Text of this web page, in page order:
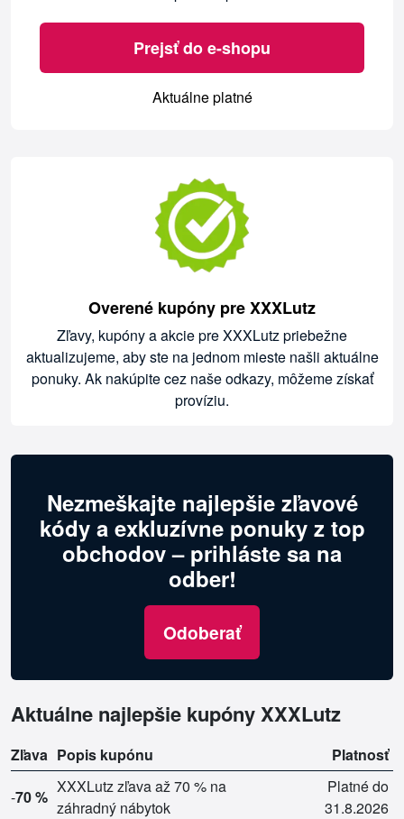
Prejsť do e-shopu
Aktuálne platné
Overené kupóny pre XXXLutz
Zľavy, kupóny a akcie pre XXXLutz priebežne
aktualizujeme, aby ste na jednom mieste našli aktuálne
ponuky. Ak nakúpite cez naše odkazy, môžeme získať
províziu.
Nezmeškajte najlepšie zľavové
kódy a exkluzívne ponuky z top
obchodov – prihláste sa na
odber!
Odoberať
Aktuálne najlepšie kupóny XXXLutz
Zľava Popis kupónu Platnosť
-70 %
XXXLutz zľava až 70 % na
záhradný nábytok
Platné do
31.8.2026